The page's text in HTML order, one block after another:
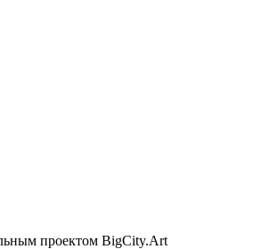
проектом BigCity.Art